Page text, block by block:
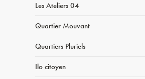
Les Ateliers 04
Quartier Mouvant
Quartiers Pluriels
Ilo citoyen